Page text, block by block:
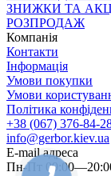
ЗНИЖКИ ТА
РОЗПРОДАЖ
Компанія
Контакти
Інформація
Умови покупки
Умови
Політика
+38 (067) 376-84-
info@gerbor.kiev.ua
E-mail адреса
Пн-Пт